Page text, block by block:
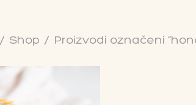
/ Shop / Proizvodi označeni